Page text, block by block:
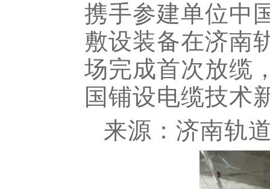
携手参建单位中
敷设装备在济南
场完成首次放缆
国铺设电缆技术
来源：济南轨